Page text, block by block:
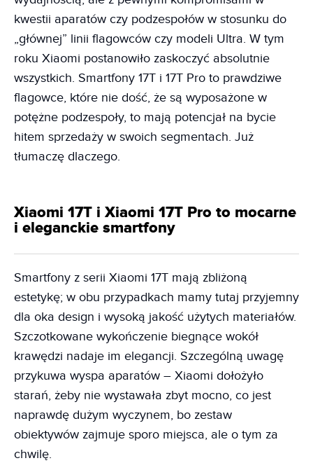
kwestii aparatów czy podzespołów w stosunku do
„głównej” linii flagowców czy modeli Ultra. W tym
roku Xiaomi postanowiło zaskoczyć absolutnie
wszystkich. Smartfony 17T i 17T Pro to prawdziwe
flagowce, które nie dość, że są wyposażone w
potężne podzespoły, to mają potencjał na bycie
hitem sprzedaży w swoich segmentach. Już
tłumaczę dlaczego.
Xiaomi 17T i Xiaomi 17T Pro to mocarne
i eleganckie smartfony
Smartfony z serii Xiaomi 17T mają zbliżoną
estetykę; w obu przypadkach mamy tutaj przyjemny
dla oka design i wysoką jakość użytych materiałów.
Szczotkowane wykończenie biegnące wokół
krawędzi nadaje im elegancji. Szczególną uwagę
przykuwa wyspa aparatów – Xiaomi dołożyło
starań, żeby nie wystawała zbyt mocno, co jest
naprawdę dużym wyczynem, bo zestaw
obiektywów zajmuje sporo miejsca, ale o tym za
chwilę.